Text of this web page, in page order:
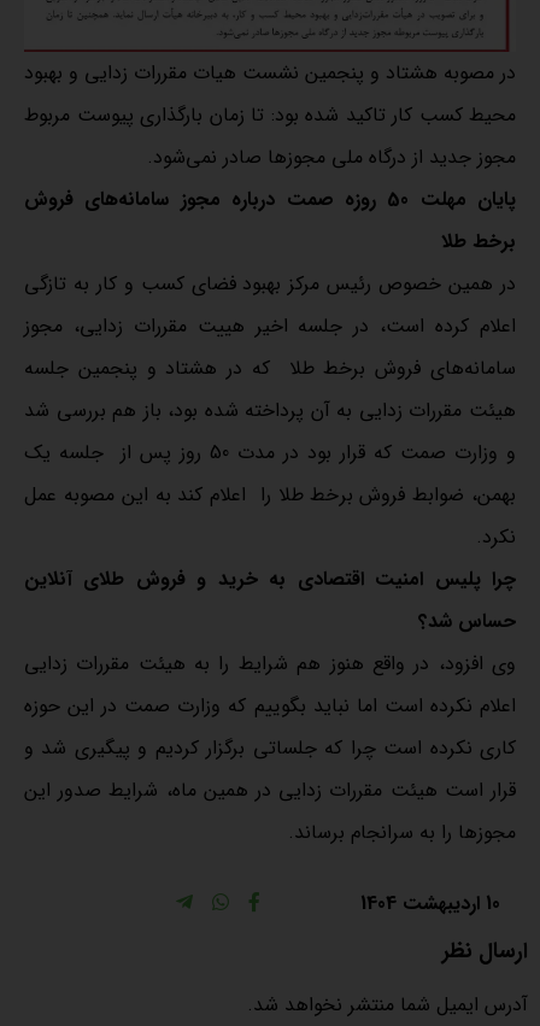
در مصوبه هشتاد و پنجمین نشست هیات مقررات زدایی و بهبود
محیط کسب کار تاکید شده بود: تا زمان بارگذاری پیوست مربوط
مجوز جدید از درگاه ملی مجوزها صادر نمی‌شود.
پایان مهلت 50 روزه صمت درباره مجوز سامانه‌های فروش
برخط طلا
در همین خصوص رئیس مرکز بهبود فضای کسب و کار به تازگی
اعلام کرده است، در جلسه اخیر هییت مقررات زدایی، مجوز
سامانه‌های فروش برخط طلا که در هشتاد و پنجمین جلسه
هیئت مقررات زدایی به آن پرداخته شده بود، باز هم بررسی شد
و وزارت صمت که قرار بود در مدت 50 روز پس از جلسه یک
بهمن، ضوابط فروش برخط طلا را اعلام کند به این مصوبه عمل
نکرد.
چرا پلیس امنیت اقتصادی به خرید و فروش طلای آنلاین
حساس شد؟
وی افزود، در واقع هنوز هم شرایط را به هیئت مقررات زدایی
اعلام نکرده است اما نباید بگوییم که وزارت صمت در این حوزه
کاری نکرده است چرا که جلساتی برگزار کردیم و پیگیری شد و
قرار است هیئت مقررات زدایی در همین ماه، شرایط صدور این
مجوز‌ها را به سرانجام برساند.
10 اردیبهشت 1404
ارسال نظر
آدرس ایمیل شما منتشر نخواهد شد.